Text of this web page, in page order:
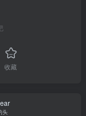
收藏
头